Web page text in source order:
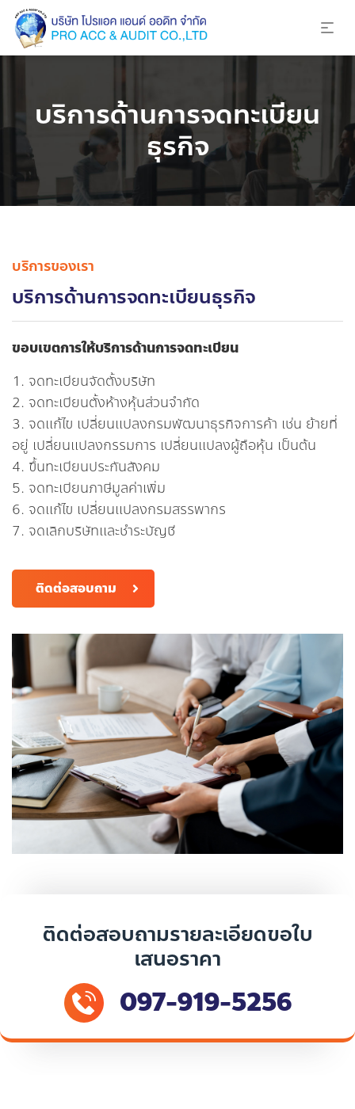
บริการด้านการจดทะเบียน
ธุรกิจ
บริการของเรา
บริการด้านการจดทะเบียนธุรกิจ
ขอบเขตการให้บริการด้านการจดทะเบียน
จดทะเบียนจัดตั้งบริษัท
จดทะเบียนตั้งห้างหุ้นส่วนจำกัด
จดแก้ไข เปลี่ยนแปลงกรมพัฒนาธุรกิจการค้า เช่น ย้ายที่
อยู่ เปลี่ยนแปลงกรรมการ เปลี่ยนแปลงผู้ถือหุ้น เป็นต้น​
ขึ้นทะเบียนประกันสังคม
จดทะเบียนภาษีมูลค่าเพิ่ม
จดแก้ไข เปลี่ยนแปลงกรมสรรพากร
จดเลิกบริษัทและชำระบัญชี
ติดต่อสอบถาม
ติดต่อสอบถามรายละเอียดขอใบ
เสนอราคา
097-919-5256